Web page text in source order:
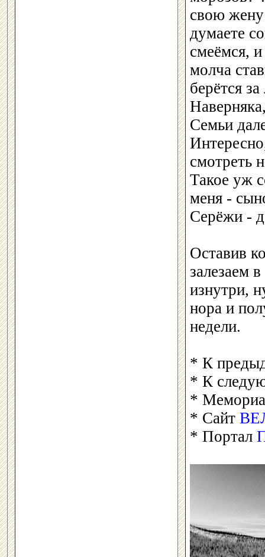
свою
думаете
смеёмся,
молча
берётся
Семьи
смотреть
Такое уж
меня -
Серёжи -
Оставив
залезаем
изнутри,
нора и
недели.
* К
* К
*
* Сайт
* Портал